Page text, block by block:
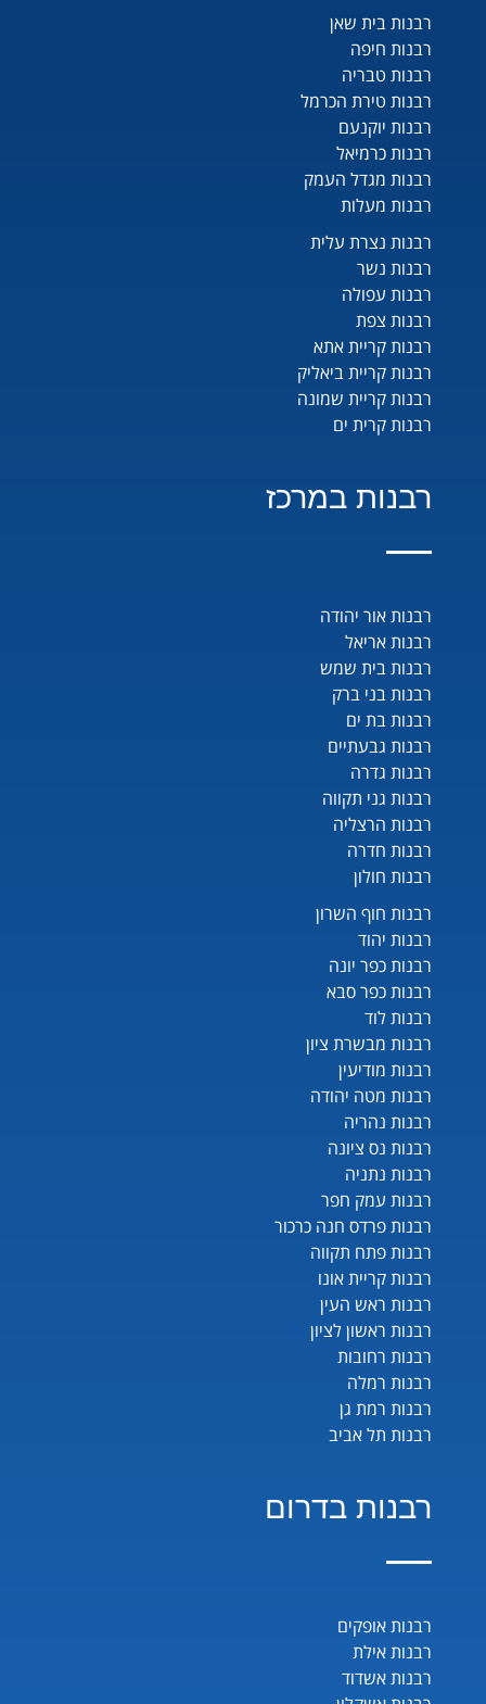
רבנות בית שאן
רבנות חיפה
רבנות טבריה
רבנות טירת הכרמל
רבנות יוקנעם
רבנות כרמיאל
רבנות מגדל העמק
רבנות מעלות
רבנות נצרת עלית
רבנות נשר
רבנות עפולה
רבנות צפת
רבנות קריית אתא
רבנות קריית ביאליק
רבנות קריית שמונה
רבנות קרית ים
רבנות במרכז
רבנות אור יהודה
רבנות אריאל
רבנות בית שמש
רבנות בני ברק
רבנות בת ים
רבנות גבעתיים
רבנות גדרה
רבנות גני תקווה
רבנות הרצליה
רבנות חדרה
רבנות חולון
רבנות חוף השרון
רבנות יהוד
רבנות כפר יונה
רבנות כפר סבא
רבנות לוד
רבנות מבשרת ציון
רבנות מודיעין
רבנות מטה יהודה
רבנות נהריה
רבנות נס ציונה
רבנות נתניה
רבנות עמק חפר
רבנות פרדס חנה כרכור
רבנות פתח תקווה
רבנות קריית אונו
רבנות ראש העין
רבנות ראשון לציון
רבנות רחובות
רבנות רמלה
רבנות רמת גן
רבנות תל אביב
רבנות בדרום
רבנות אופקים
רבנות אילת
רבנות אשדוד